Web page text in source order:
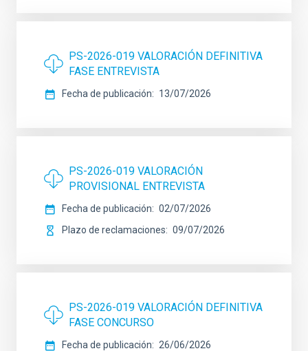
PS-2026-019 VALORACIÓN DEFINITIVA
FASE ENTREVISTA
Fecha de publicación 13/07/2026
PS-2026-019 VALORACIÓN
PROVISIONAL ENTREVISTA
Fecha de publicación
02/07/2026
Plazo de reclamaciones
09/07/2026
PS-2026-019 VALORACIÓN DEFINITIVA
FASE CONCURSO
Fecha de publicación 26/06/2026